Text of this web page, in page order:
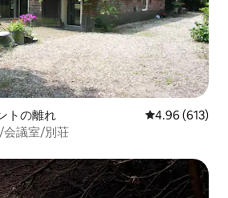
トの離れ レビュー613
4.96 (613)
会議室/別荘